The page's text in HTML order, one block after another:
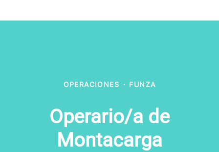
OPERACIONES · FUNZA
Operario/a de
Montacarga